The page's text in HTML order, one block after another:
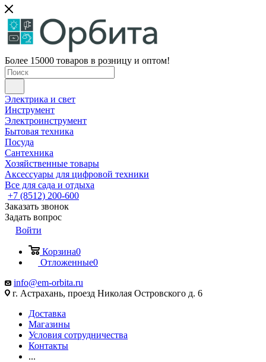
Более 15000 товаров в розницу и оптом!
Электрика и свет
Инструмент
Электроинструмент
Бытовая техника
Посуда
Сантехника
Хозяйственные товары
Аксессуары для цифровой техники
Все для сада и отдыха
+7 (8512) 200-600
Заказать звонок
Задать вопрос
Войти
Корзина0
Отложенные0
info@em-orbita.ru
г. Астрахань, проезд Николая Островского д. 6
Доставка
Магазины
Условия сотрудничества
Контакты
...